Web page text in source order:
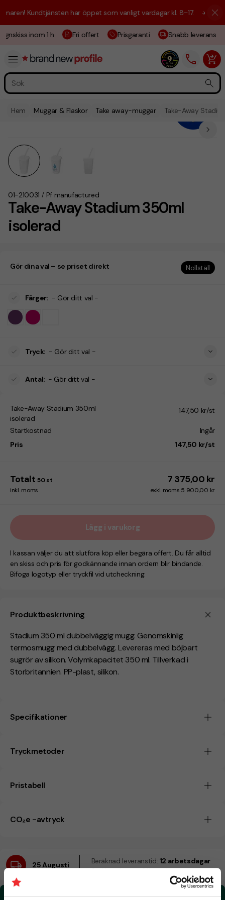
Kundtjänsten har öppet som vanligt vardagar kl. 8–17. ☀️ Vi är
inom 1 h Fri offert Prisgaranti Snabb leverans
Hem Muggar & Flaskor Take away-muggar Take-Away
Take-Away Stadium 350ml
isolerad
01-210031 / Pf manufactured
Produktbeskrivning
Stadium 350 ml dubbelväggig mugg. Genomskinlig
termosmugg med dubbelvägg. Levereras med böjbart
sugrör av silikon. Volymkapacitet 350 ml. Tillverkad i
Storbritannien. PP-plast, silikon.
Specifikationer
Tryckmetoder
Pristabell
CO₂e -avtryck
Gör dina val – se priset direkt Nollställ
Färger: - Gör ditt val -
Tryck: - Gör ditt val -
Antal: - Gör ditt val -
Take-Away Stadium 350ml
isolerad
147,50 kr/st
Startkostnad
Ingår
Pris
147,50 kr/st
Totalt 50 st 7 375,00 kr
inkl. moms exkl. moms 5 900,00 kr
Lägg i varukorg
I kassan väljer du att slutföra köp eller begära offert. Du får alltid
en skiss och pris för godkännande innan ordern blir bindande.
Bifoga logotyp eller tryckfil vid utcheckning.
25 Augusti Beräknad leveranstid: 12 arbetsdagar
Snabbare leverans? Kontakta oss.
CO₂e -avtryck: